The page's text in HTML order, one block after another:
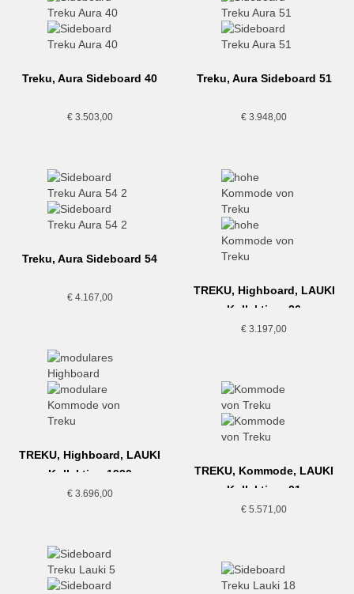
Treku, Aura Sideboard 40
€3.503,00
Treku, Aura Sideboard 51
€ 3.948,00
Treku, Aura Sideboard 54
€4.167,00
TREKU, Highboard, LAUKI
Kollektion, 26
€ 3.197,00
TREKU, Highboard, LAUKI
Kollektion,1920
€3.696,00
TREKU, Kommode, LAUKI
Kollektion, 01
€ 5.571,00